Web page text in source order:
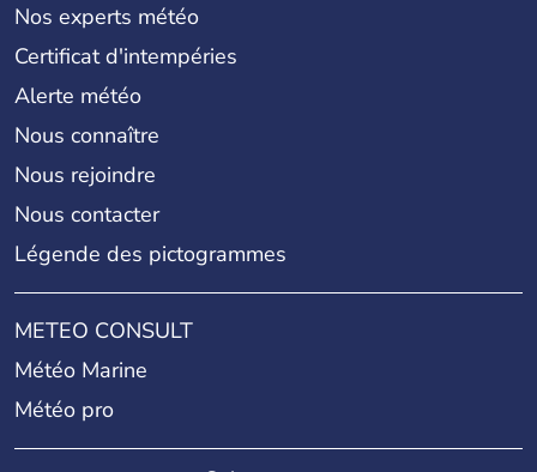
Nos experts météo
Certificat d'intempéries
Alerte météo
Nous connaître
Nous rejoindre
Nous contacter
Légende des pictogrammes
METEO CONSULT
Météo Marine
Météo pro